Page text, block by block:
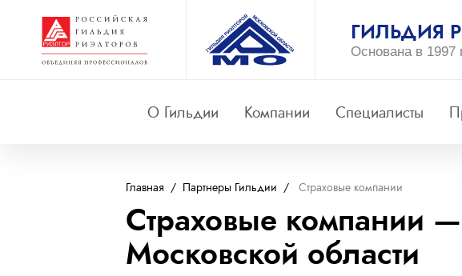
ГИЛЬДИЯ
Основана в 1997
О Гильдии Компании Специалисты
Главная / Партнеры Гильдии / Страховые компании
Страховые компании
Московской области